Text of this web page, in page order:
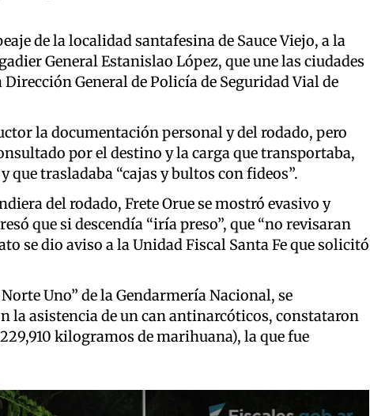
de la localidad santafesina de Sauce Viejo, a la
General Estanislao López, que une las ciudades
General de Policía de Seguridad Vial de
la documentación personal y del rodado, pero
por el destino y la carga que transportaba,
que trasladaba “cajas y bultos con fideos”.
del rodado, Frete Orue se mostró evasivo y
que si descendía “iría preso”, que “no revisaran
se dio aviso a la Unidad Fiscal Santa Fe que solicitó
Uno” de la Gendarmería Nacional, se
la asistencia de un can antinarcóticos, constataron
kilogramos de marihuana), la que fue